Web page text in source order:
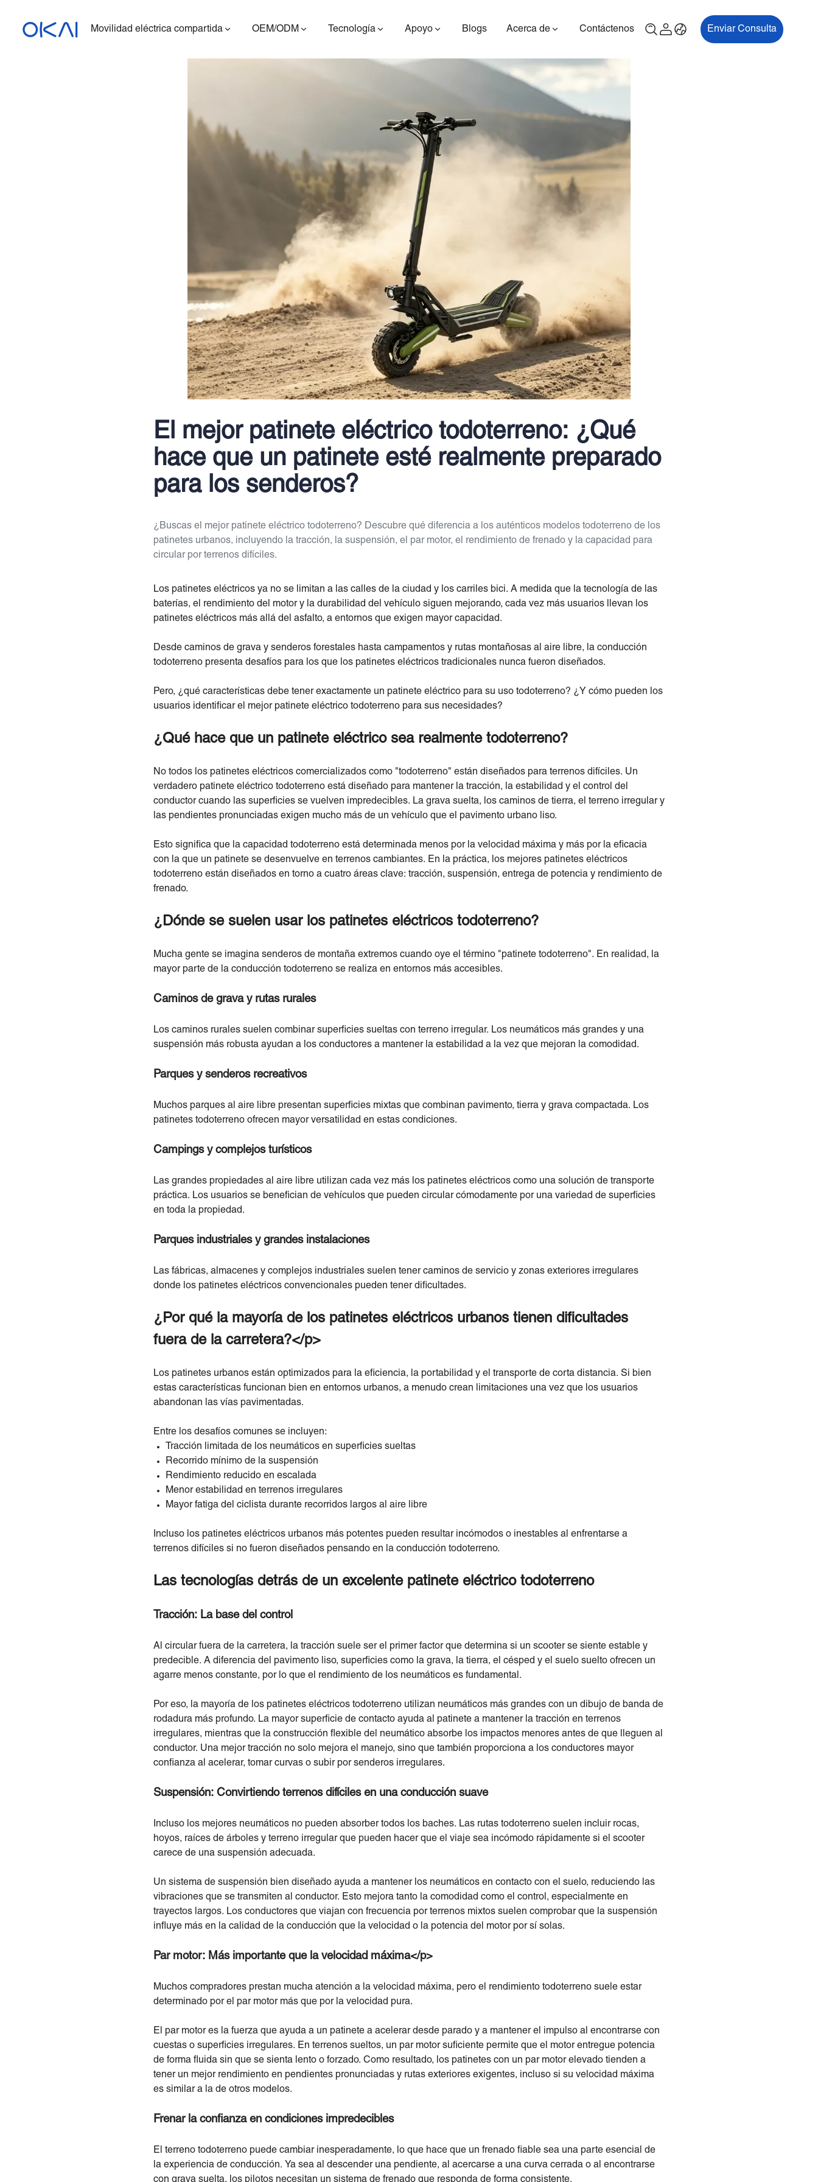
Movilidad eléctrica compartida OEM/ODM Tecnología Apoyo Blogs Acerca de Contáctenos
ES400AV2 ES410 ES600P
Enviar Consulta
El mejor patinete eléctrico todoterreno: ¿Qué
hace que un patinete esté realmente preparado
para los senderos?
¿Buscas el mejor patinete eléctrico todoterreno? Descubre qué diferencia a los auténticos modelos todoterreno de los
patinetes urbanos, incluyendo la tracción, la suspensión, el par motor, el rendimiento de frenado y la capacidad para
circular por terrenos difíciles.
Los patinetes eléctricos ya no se limitan a las calles de la ciudad y los carriles bici. A medida que la tecnología de las
baterías, el rendimiento del motor y la durabilidad del vehículo siguen mejorando, cada vez más usuarios llevan los
patinetes eléctricos más allá del asfalto, a entornos que exigen mayor capacidad.
Desde caminos de grava y senderos forestales hasta campamentos y rutas montañosas al aire libre, la conducción
todoterreno presenta desafíos para los que los patinetes eléctricos tradicionales nunca fueron diseñados.
Pero, ¿qué características debe tener exactamente un patinete eléctrico para su uso todoterreno? ¿Y cómo pueden los
usuarios identificar el mejor patinete eléctrico todoterreno para sus necesidades?
¿Qué hace que un patinete eléctrico sea realmente todoterreno?
No todos los patinetes eléctricos comercializados como "todoterreno" están diseñados para terrenos difíciles. Un
verdadero patinete eléctrico todoterreno está diseñado para mantener la tracción, la estabilidad y el control del
conductor cuando las superficies se vuelven impredecibles. La grava suelta, los caminos de tierra, el terreno irregular y
las pendientes pronunciadas exigen mucho más de un vehículo que el pavimento urbano liso.
Esto significa que la capacidad todoterreno está determinada menos por la velocidad máxima y más por la eficacia
con la que un patinete se desenvuelve en terrenos cambiantes. En la práctica, los mejores patinetes eléctricos
todoterreno están diseñados en torno a cuatro áreas clave: tracción, suspensión, entrega de potencia y rendimiento de
frenado.
¿Dónde se suelen usar los patinetes eléctricos todoterreno?
Mucha gente se imagina senderos de montaña extremos cuando oye el término "patinete todoterreno". En realidad, la
mayor parte de la conducción todoterreno se realiza en entornos más accesibles.
Caminos de grava y rutas rurales
Los caminos rurales suelen combinar superficies sueltas con terreno irregular. Los neumáticos más grandes y una
suspensión más robusta ayudan a los conductores a mantener la estabilidad a la vez que mejoran la comodidad.
Parques y senderos recreativos
Muchos parques al aire libre presentan superficies mixtas que combinan pavimento, tierra y grava compactada. Los
patinetes todoterreno ofrecen mayor versatilidad en estas condiciones.
Campings y complejos turísticos
Las grandes propiedades al aire libre utilizan cada vez más los patinetes eléctricos como una solución de transporte
práctica. Los usuarios se benefician de vehículos que pueden circular cómodamente por una variedad de superficies
en toda la propiedad.
Parques industriales y grandes instalaciones
Las fábricas, almacenes y complejos industriales suelen tener caminos de servicio y zonas exteriores irregulares
donde los patinetes eléctricos convencionales pueden tener dificultades.
¿Por qué la mayoría de los patinetes eléctricos urbanos tienen dificultades
fuera de la carretera?</p>
Los patinetes urbanos están optimizados para la eficiencia, la portabilidad y el transporte de corta distancia. Si bien
estas características funcionan bien en entornos urbanos, a menudo crean limitaciones una vez que los usuarios
abandonan las vías pavimentadas.
Entre los desafíos comunes se incluyen:
Tracción limitada de los neumáticos en superficies sueltas
Recorrido mínimo de la suspensión
Rendimiento reducido en escalada
Menor estabilidad en terrenos irregulares
Mayor fatiga del ciclista durante recorridos largos al aire libre
Incluso los patinetes eléctricos urbanos más potentes pueden resultar incómodos o inestables al enfrentarse a
terrenos difíciles si no fueron diseñados pensando en la conducción todoterreno.
Las tecnologías detrás de un excelente patinete eléctrico todoterreno
Tracción: La base del control
Al circular fuera de la carretera, la tracción suele ser el primer factor que determina si un scooter se siente estable y
predecible. A diferencia del pavimento liso, superficies como la grava, la tierra, el césped y el suelo suelto ofrecen un
agarre menos constante, por lo que el rendimiento de los neumáticos es fundamental.
Por eso, la mayoría de los patinetes eléctricos todoterreno utilizan neumáticos más grandes con un dibujo de banda de
rodadura más profundo. La mayor superficie de contacto ayuda al patinete a mantener la tracción en terrenos
irregulares, mientras que la construcción flexible del neumático absorbe los impactos menores antes de que lleguen al
conductor. Una mejor tracción no solo mejora el manejo, sino que también proporciona a los conductores mayor
confianza al acelerar, tomar curvas o subir por senderos irregulares.
Suspensión: Convirtiendo terrenos difíciles en una conducción suave
Incluso los mejores neumáticos no pueden absorber todos los baches. Las rutas todoterreno suelen incluir rocas,
hoyos, raíces de árboles y terreno irregular que pueden hacer que el viaje sea incómodo rápidamente si el scooter
carece de una suspensión adecuada.
Un sistema de suspensión bien diseñado ayuda a mantener los neumáticos en contacto con el suelo, reduciendo las
vibraciones que se transmiten al conductor. Esto mejora tanto la comodidad como el control, especialmente en
trayectos largos. Los conductores que viajan con frecuencia por terrenos mixtos suelen comprobar que la suspensión
influye más en la calidad de la conducción que la velocidad o la potencia del motor por sí solas.
Par motor: Más importante que la velocidad máxima</p>
Muchos compradores prestan mucha atención a la velocidad máxima, pero el rendimiento todoterreno suele estar
determinado por el par motor más que por la velocidad pura.
El par motor es la fuerza que ayuda a un patinete a acelerar desde parado y a mantener el impulso al encontrarse con
cuestas o superficies irregulares. En terrenos sueltos, un par motor suficiente permite que el motor entregue potencia
de forma fluida sin que se sienta lento o forzado. Como resultado, los patinetes con un par motor elevado tienden a
tener un mejor rendimiento en pendientes pronunciadas y rutas exteriores exigentes, incluso si su velocidad máxima
es similar a la de otros modelos.
Frenar la confianza en condiciones impredecibles
El terreno todoterreno puede cambiar inesperadamente, lo que hace que un frenado fiable sea una parte esencial de
la experiencia de conducción. Ya sea al descender una pendiente, al acercarse a una curva cerrada o al encontrarse
con grava suelta, los pilotos necesitan un sistema de frenado que responda de forma consistente.